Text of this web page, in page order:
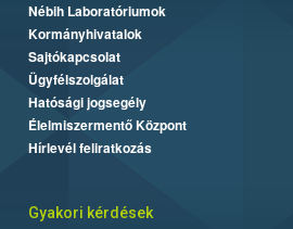
Nébih Laboratóriumok
Kormányhivatalok
Sajtókapcsolat
Ügyfélszolgálat
Hatósági jogsegély
Élelmiszermentő Központ
Hírlevél feliratkozás
Gyakori kérdések